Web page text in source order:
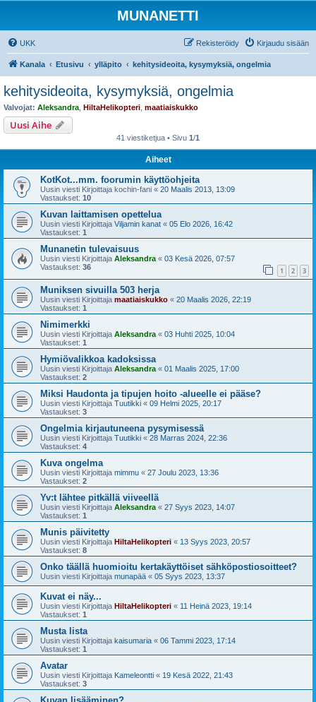
MUNANETTI
UKK Kirjaudu sisään
Rekisteröidy
Kanala Etusivu ylläpito kehitysideoita, kysymyksiä, ongelmia
kehitysideoita, kysymyksiä, ongelmia
Valvojat: Aleksandra HiltaHelikopteri maatiaiskukko
Uusi Aihe
41 viestiketjua • Sivu 1/1
Aiheet
KotKot...mm. foorumin käyttöohjeita
Uusin viesti Kirjoittaja kochin-fani « 20 Maalis 2013, 13:09
Vastaukset: 10
Kuvan laittamisen opettelua
Uusin viesti Kirjoittaja Viljamin kanat « 05 Elo 2026, 16:42
Vastaukset: 1
Munanetin tulevaisuus
Uusin viesti Kirjoittaja Aleksandra « 03 Kesä 2026, 07:57
Vastaukset: 36 1 2 3
Muniksen sivuilla 503 herja
Uusin viesti Kirjoittaja maatiaiskukko « 20 Maalis 2026, 22:19
Vastaukset: 1
Nimimerkki
Uusin viesti Kirjoittaja Aleksandra « 03 Huhti 2025, 10:04
Vastaukset: 1
Hymiövalikkoa kadoksissa
Uusin viesti Kirjoittaja Aleksandra « 01 Maalis 2025, 17:00
Vastaukset: 2
Miksi Haudonta ja tipujen hoito -alueelle ei pääse?
Uusin viesti Kirjoittaja Tuutikki « 09 Helmi 2025, 20:17
Vastaukset: 3
Ongelmia kirjautuneena pysymisessä
Uusin viesti Kirjoittaja Tuutikki « 28 Marras 2024, 22:36
Vastaukset: 4
Kuva ongelma
Uusin viesti Kirjoittaja mimmu « 27 Joulu 2023, 13:36
Vastaukset: 2
Yv:t lähtee pitkällä viiveellä
Uusin viesti Kirjoittaja Aleksandra « 27 Syys 2023, 14:07
Vastaukset: 1
Munis päivitetty
Uusin viesti Kirjoittaja HiltaHelikopteri « 13 Syys 2023, 20:57
Vastaukset: 8
Onko täällä huomioitu kertakäyttöiset sähköpostiosoitteet?
Uusin viesti Kirjoittaja munapää « 05 Syys 2023, 13:37
Kuvat ei näy...
Uusin viesti Kirjoittaja HiltaHelikopteri « 11 Heinä 2023, 19:14
Vastaukset: 1
Musta lista
Uusin viesti Kirjoittaja kaisumaria « 06 Tammi 2023, 17:14
Vastaukset: 1
Avatar
Uusin viesti Kirjoittaja Kameleontti « 19 Kesä 2022, 21:43
Vastaukset: 3